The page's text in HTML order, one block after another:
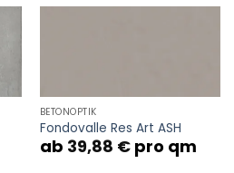
BETONOPTIK
Fondovalle Res Art ASH
ab 39,88 €pro qm